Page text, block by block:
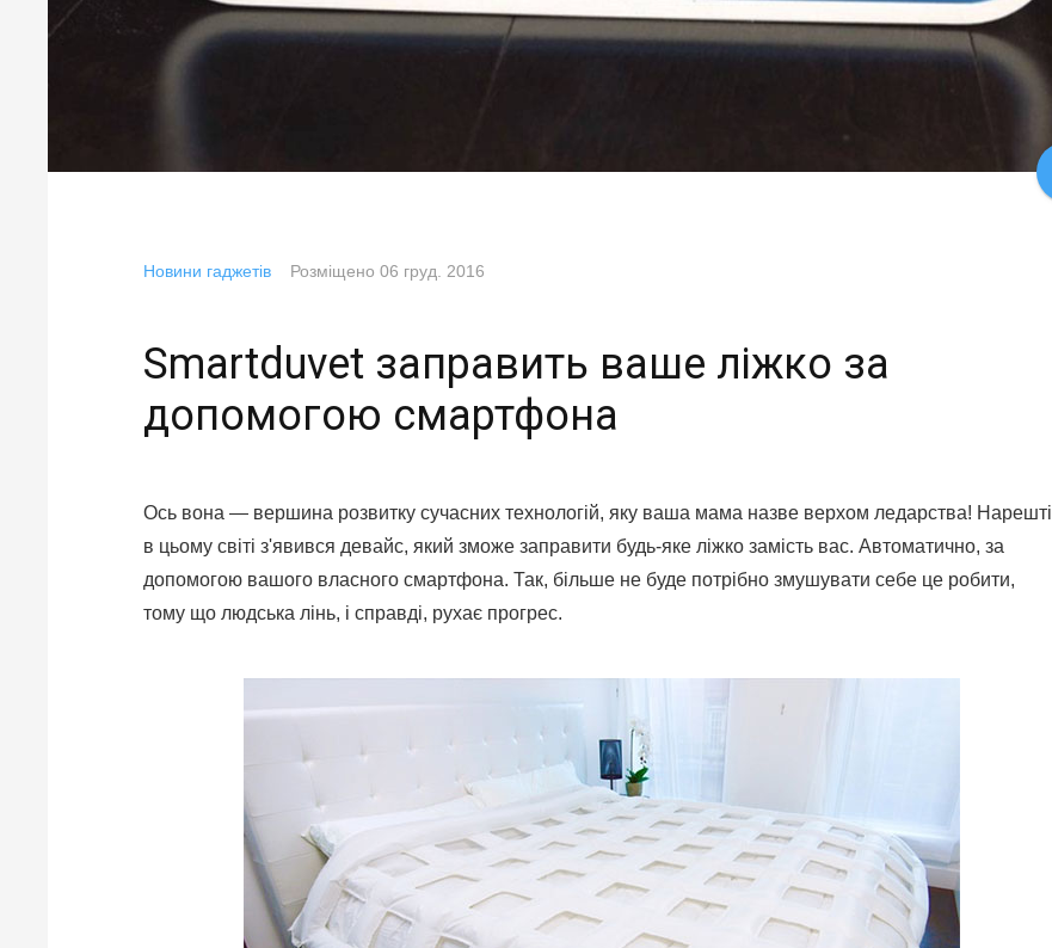
Новини гаджетів Розміщено 06 груд. 2016
Smartduvet заправить ваше ліжко за
допомогою смартфона
Ось вона — вершина розвитку сучасних технологій, яку ваша мама назве верхом ледарства! Нарешті
в цьому світі з'явився девайс, який зможе заправити будь-яке ліжко замість вас. Автоматично, за
допомогою вашого власного смартфона. Так, більше не буде потрібно змушувати себе це робити,
тому що людська лінь, і справді, рухає прогрес.